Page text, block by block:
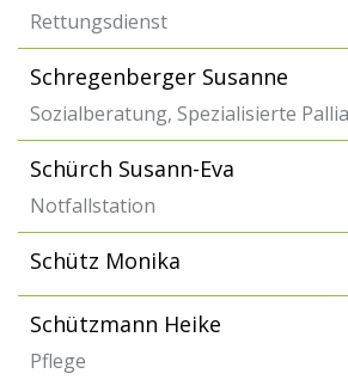
Rettungsdienst
Schregenberger Susanne
Sozialberatung, Spezialisierte
Schürch Susann-Eva
Notfallstation
Schütz Monika
Schützmann Heike
Pflege